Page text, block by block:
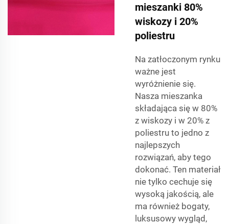
mieszanki 80%
wiskozy i 20%
poliestru
Na zatłoczonym rynku
ważne jest
wyróżnienie się.
Nasza mieszanka
składająca się w 80%
z wiskozy i w 20% z
poliestru to jedno z
najlepszych
rozwiązań, aby tego
dokonać. Ten materiał
nie tylko cechuje się
wysoką jakością, ale
ma również bogaty,
luksusowy wygląd,